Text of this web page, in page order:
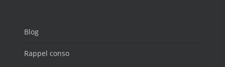
Blog
Rappel conso